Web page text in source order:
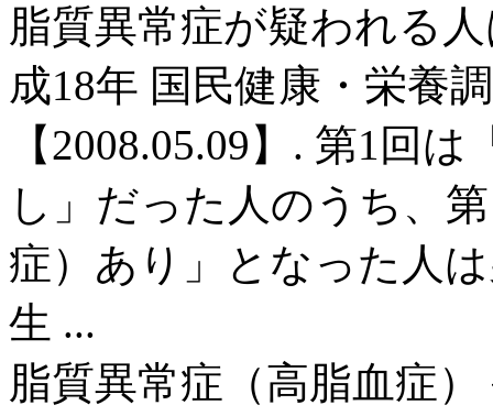
脂質異常症が疑われる
成18年 国民健康・栄養
【2008.05.09】. 第1回
し」だった人のうち、
症）あり」となった人
生 ...
脂質異常症（高脂血症